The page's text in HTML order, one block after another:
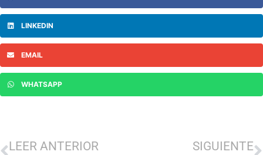
LINKEDIN
EMAIL
WHATSAPP
LEER ANTERIOR SIGUIENTE